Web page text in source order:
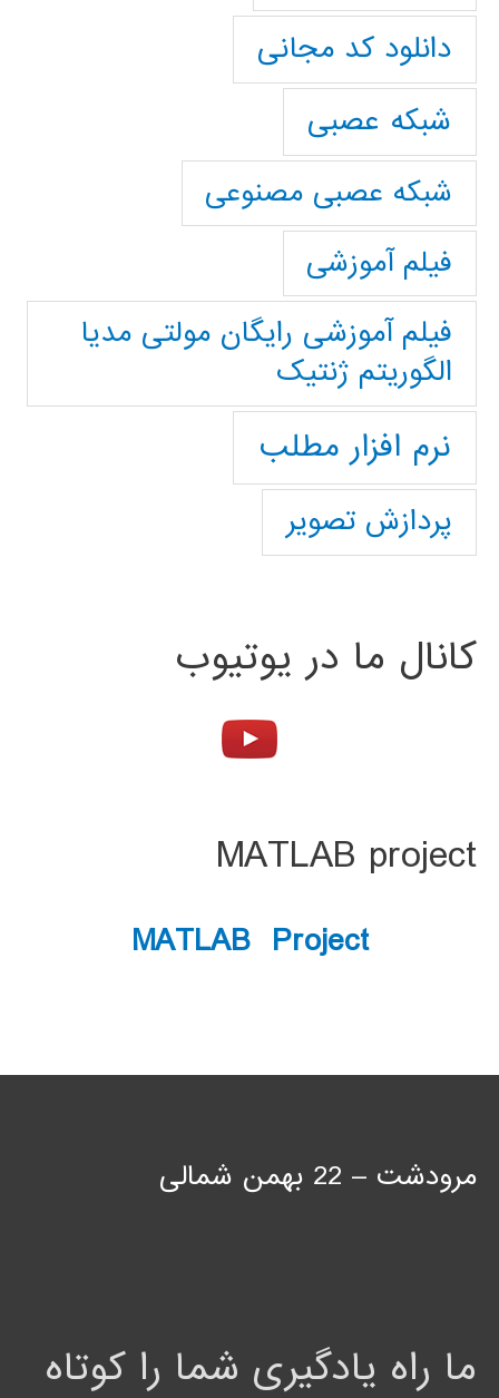
دانلود کد مجانی
شبکه عصبی
شبکه عصبی مصنوعی
فیلم آموزشی
فیلم آموزشی رایگان مولتی مدیا
الگوریتم ژنتیک
نرم افزار مطلب
پردازش تصویر
کانال ما در یوتیوب
MATLAB project
MATLAB Project
مرودشت – 22 بهمن شمالی
ما راه یادگیری شما را کوتاه